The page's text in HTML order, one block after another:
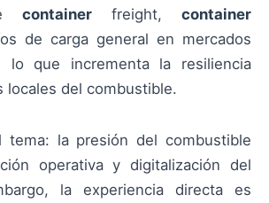
container freight, container
de carga general en mercados
lo que incrementa la resiliencia
locales del combustible.
tema: la presión del combustible
operativa y digitalización del
la experiencia directa es